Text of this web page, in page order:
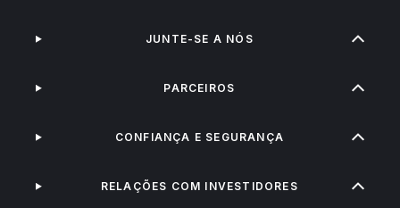
JUNTE-SE A NÓS
PARCEIROS
CONFIANÇA E SEGURANÇA
RELAÇÕES COM INVESTIDORES